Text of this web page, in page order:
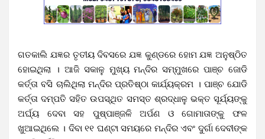
ଗତକାଲି ଯଜ୍ଞର ତୃତୀୟ ଦିବସରେ ଯଜ୍ଞ କୁଣ୍ଡରେ ହୋମ ଯଜ୍ଞ ଅନୁଷ୍ଠିତ
ହୋଇଥିଲା । ଆଜି ସକାଳୁ ମୁଖ୍ୟ ମନ୍ଦିର ସମ୍ମୁଖରେ ପାଞ୍ଚ ଜୋଡି
କର୍ତ୍ତା ବସି ଚାଲିଥିଲା ମନ୍ଦିର ପ୍ରତିଷ୍ଠା କାର୍ଯ୍ୟକ୍ରମ । ପାଞ୍ଚ ଯୋଡି
କର୍ତ୍ତା ଦମ୍ପତି ସହିତ ଉପସ୍ଥିତ ସମସ୍ତ ଶ୍ରଦ୍ଧାଳୁ ଭକ୍ତ ସୂର୍ଯ୍ୟଙ୍କୁ
ଅର୍ଘ୍ୟ ଦେବା ସହ ପୁଷ୍ପାଞ୍ଜଳି ଅର୍ପଣ ଓ ଗୋମାତାଙ୍କୁ ଫଳ
ଖୁଆଇଥିଲେ । ଦିବା ୧୧ ଘଣ୍ଟା ସମୟରେ ମନ୍ଦିର ଏବଂ ଦୁର୍ଗା ଦେବୀଙ୍କ